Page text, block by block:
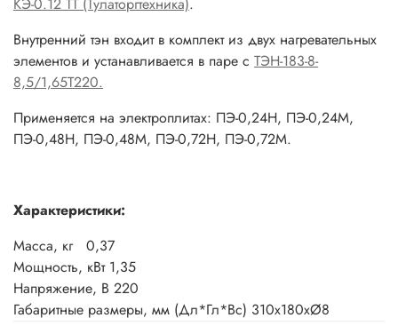
Внутренний тэн входит в комплект из двух нагревательных
элементов и устанавливается в паре с ТЭН-183-8-
8,5/1,65Т220.
Применяется на электроплитах: ПЭ-0,24Н, ПЭ-0,24М,
ПЭ-0,48Н, ПЭ-0,48М, ПЭ-0,72Н, ПЭ-0,72М.
Характеристики:
Масса, кг 0,37
Мощность, кВт 1,35
Напряжение, В 220
Габаритные размеры, мм (Дл*Гл*Вс) 310х180хØ8